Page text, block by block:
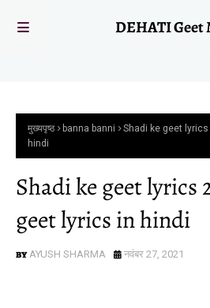
DEHATI Geet
मुख्यपृष्ठ banna banni
Shadi ke geet
hindi
Shadi ke geet lyrics
geet lyrics in hindi
AYUSH SHARMA नवंबर 27, 2021